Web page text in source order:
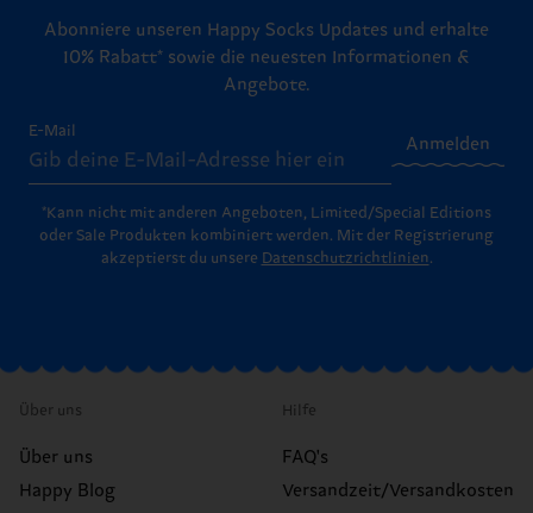
Abonniere unseren Happy Socks Updates und erhalte
10% Rabatt* sowie die neuesten Informationen &
Angebote.
E-Mail
Anmelden
*Kann nicht mit anderen Angeboten, Limited/Special Editions
oder Sale Produkten kombiniert werden. Mit der Registrierung
akzeptierst du unsere Datenschutzrichtlinien.
Über uns
Über uns
Happy Blog
Hilfe
FAQ's
Versandzeit/Versandkosten